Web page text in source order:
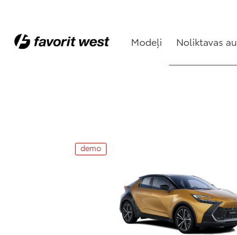
Modeļi Noliktavas
demo